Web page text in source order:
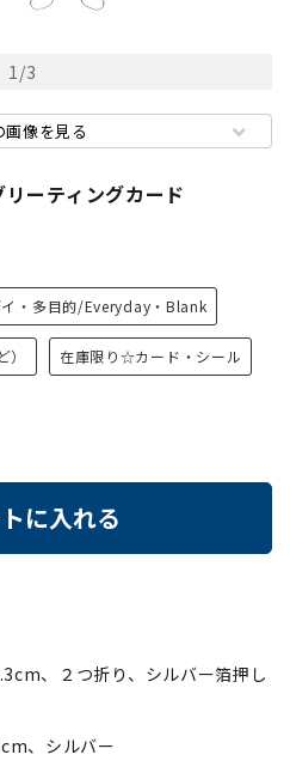
1/3
画像を見る
ーティングカード
・多目的/Everyday・Blank
在庫限り☆カード・シール
に入れる
、２つ折り、シルバー箔押し
、シルバー